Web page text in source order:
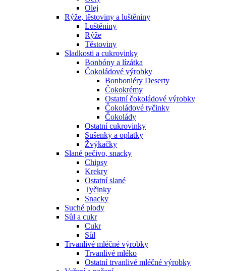
Olej
Rýže, těstoviny a luštěniny
Luštěniny
Rýže
Těstoviny
Sladkosti a cukrovinky
Bonbóny a lízátka
Čokoládové výrobky
Bonboniéry Deserty
Čokokrémy
Ostatní čokoládové výrobky
Čokoládové tyčinky
Čokolády
Ostatní cukrovinky
Sušenky a oplatky
Žvýkačky
Slané pečivo, snacky
Chipsy
Krekry
Ostatní slané
Tyčinky
Snacky
Suché plody
Sůl a cukr
Cukr
Sůl
Trvanlivé mléčné výrobky
Trvanlivé mléko
Ostatní trvanlivé mléčné výrobky